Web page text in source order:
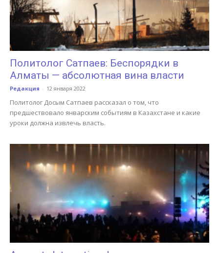
Политолог Сатпаев: Беспорядки в
Алматы — абсолютная вина власти
Редакция - 12 января 2022
Политолог Досым Сатпаев рассказал о том, что
предшествовало январским событиям в Казахстане и какие
уроки должна извлечь власть.